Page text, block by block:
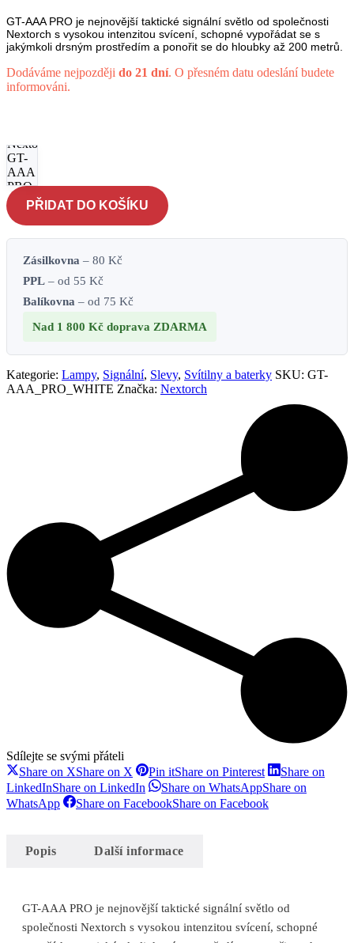
GT-AAA PRO je nejnovější taktické signální světlo od společnosti
Nextorch s vysokou intenzitou svícení, schopné vypořádat se s
jakýmkoli drsným prostředím a ponořit se do hloubky až 200 metrů.
Dodáváme nejpozději do 21 dní. O přesném datu odeslání budete
informováni.
Nextorch
GT-
AAA
PRO -
bílé
množství
PŘIDAT DO KOŠÍKU
Zásilkovna – 80 Kč
PPL – od 55 Kč
Balíkovna – od 75 Kč
Nad 1 800 Kč doprava ZDARMA
Kategorie: Lampy, Signální, Slevy, Svítilny a baterky SKU: GT-
AAA_PRO_WHITE Značka: Nextorch
Sdílejte se svými přáteli
Share on XShare on X Pin itShare on Pinterest
Share on
LinkedInShare on LinkedIn Share on WhatsAppShare on
WhatsApp
Share on FacebookShare on Facebook
Popis Další informace
GT-AAA PRO je nejnovější taktické signální světlo od
společnosti Nextorch s vysokou intenzitou svícení, schopné